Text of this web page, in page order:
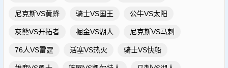
尼克斯VS黄蜂 骑士VS国王 公牛VS太阳
灰熊VS开拓者 掘金VS湖人 尼克斯VS马刺
76人VS雷霆 活塞VS热火 骑士VS快船